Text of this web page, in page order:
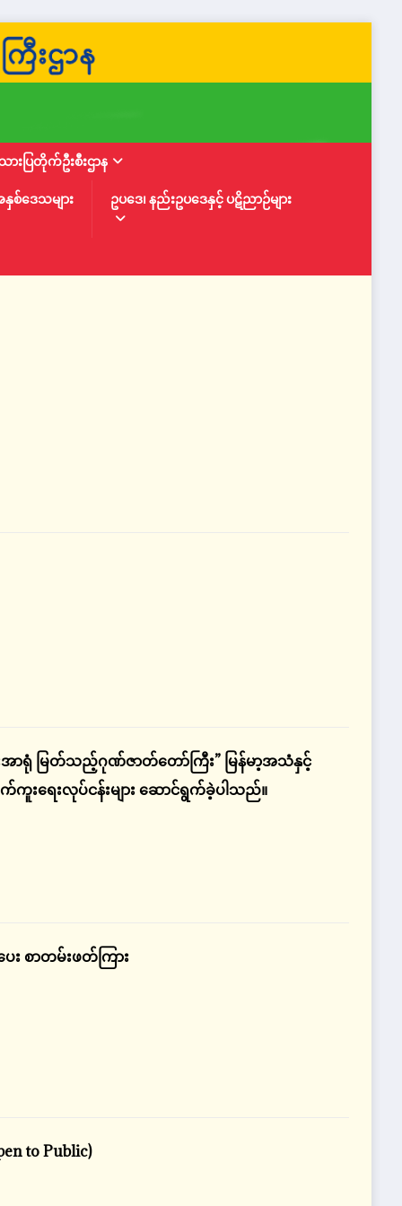
းပြတိုက်ဦးစီးဌာန
ဒေသများ
ဥပဒေ၊ နည်းဥပဒေနှင့် ပဋိညာဉ်များ
အာရုံ မြတ်သည့်ဂုဏ်ဇာတ်တော်ကြီး” မြန်မာ့အသံနှင့်
းရေးလုပ်ငန်းများ ဆောင်ရွက်ခဲ့ပါသည်။
း စာတမ်းဖတ်ကြား
to Public)